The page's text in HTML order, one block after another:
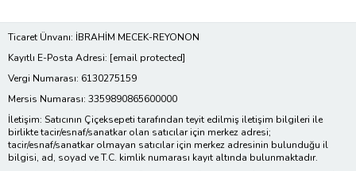
Ticaret Ünvanı: İBRAHİM MECEK-REYONON
Kayıtlı E-Posta Adresi: [email protected]
Vergi Numarası: 6130275159
Mersis Numarası: 3359890865600000
İletişim: Satıcının Çiçeksepeti tarafından teyit edilmiş iletişim bilgileri ile
birlikte tacir/esnaf/sanatkar olan satıcılar için merkez adresi;
tacir/esnaf/sanatkar olmayan satıcılar için merkez adresinin bulunduğu il
bilgisi, ad, soyad ve T.C. kimlik numarası kayıt altında bulunmaktadır.